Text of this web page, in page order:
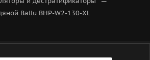
Ballu BHP-W2-130-XL